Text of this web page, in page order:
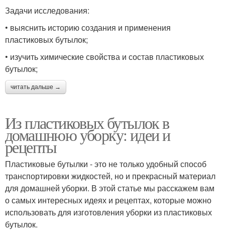
Задачи исследования:
• выяснить историю создания и применения
пластиковых бутылок;
• изучить химические свойства и состав пластиковых
бутылок;
читать дальше →
Из пластиковых бутылок в
домашнюю уборку: идеи и
рецепты
Пластиковые бутылки - это не только удобный способ
транспортировки жидкостей, но и прекрасный материал
для домашней уборки. В этой статье мы расскажем вам
о самых интересных идеях и рецептах, которые можно
использовать для изготовления уборки из пластиковых
бутылок.